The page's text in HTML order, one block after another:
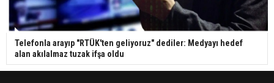
Telefonla arayıp "RTÜK'ten geliyoruz" dediler: Medyayı hedef
alan akılalmaz tuzak ifşa oldu